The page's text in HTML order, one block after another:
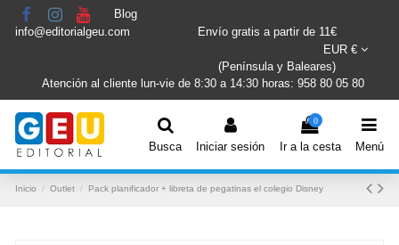
Blog
info@editorialgeu.com
Envío gratis a partir de 11€
EUR €
(Península y Baleares)
Atención al cliente lun-vie de 8:30 a 14:30 horas: 958 80 05 80
Busca Iniciar sesión
0
Ir a la cesta Menú
Inicio Outlet Pack planificador + libreta de pegatinas el colegio Disney